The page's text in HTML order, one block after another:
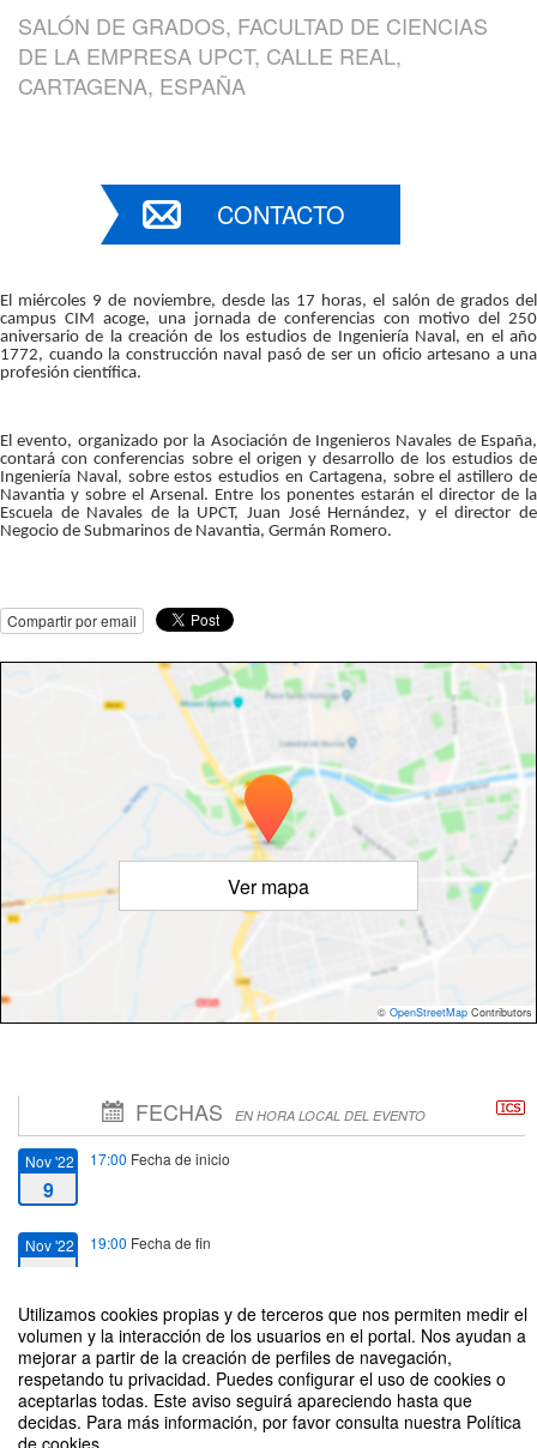
Utilizamos cookies propias y de terceros que nos permiten medir el
volumen y la interacción de los usuarios en el portal. Nos ayudan a
mejorar a partir de la creación de perfiles de navegación,
respetando tu privacidad. Puedes configurar el uso de cookies o
aceptarlas todas. Este aviso seguirá apareciendo hasta que
decidas. Para más información, por favor consulta nuestra Política
de cookies.
SALÓN DE GRADOS, FACULTAD DE CIENCIAS
DE LA EMPRESA UPCT, CALLE REAL,
CARTAGENA, ESPAÑA
CONTACTO
El miércoles 9 de noviembre, desde las 17 horas, el salón de grados del
campus CIM acoge, una jornada de conferencias con motivo del 250
aniversario de la creación de los estudios de Ingeniería Naval, en el año
1772, cuando la construcción naval pasó de ser un oficio artesano a una
profesión científica.
El evento, organizado por la Asociación de Ingenieros Navales de España,
contará con conferencias sobre el origen y desarrollo de los estudios de
Ingeniería Naval, sobre estos estudios en Cartagena, sobre el astillero de
Navantia y sobre el Arsenal. Entre los ponentes estarán el director de la
Escuela de Navales de la UPCT, Juan José Hernández, y el director de
Negocio de Submarinos de Navantia, Germán Romero.
Compartir por email
Ver mapa
© OpenStreetMap Contributors
FECHAS EN HORA LOCAL DEL EVENTO
Nov '22
9
17:00 Fecha de inicio
Nov '22 19:00 Fecha de fin
Cartagena, 250 años de Ingeniería Naval